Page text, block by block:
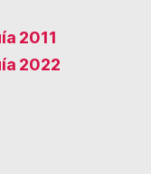
2011
2022